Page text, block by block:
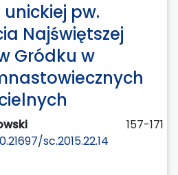
pw.
Najświętszej
Gródku w
157-171
sc.2015.22.14